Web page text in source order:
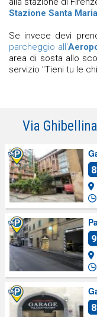
Stazione Santa
Se invece devi
parcheggio all'
area di sosta allo
servizio "Tieni tu le
Via